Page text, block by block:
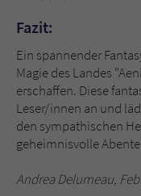
Fazit:
Ein spannender
Magie des Landes
erschaffen. Diese
Leser/innen an und
den sympathischen
geheimnisvolle
Andrea Delumeau,